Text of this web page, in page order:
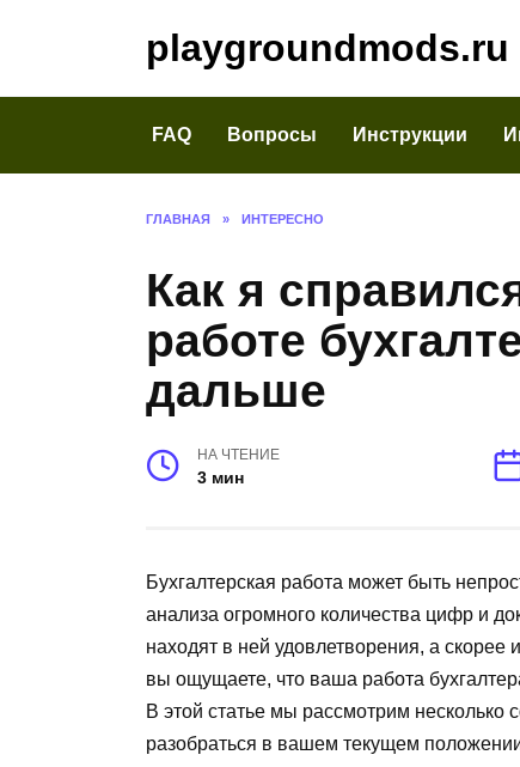
playgroundmods.ru
FAQ Вопросы Инструкции
ГЛАВНАЯ » ИНТЕРЕСНО
Как я
работе
дальше
НА ЧТЕНИЕ
3 мин
Бухгалтерская работа может быть
анализа огромного количества цифр и
находят в ней удовлетворения, а
вы ощущаете, что ваша работа
В этой статье мы рассмотрим несколько
разобраться в вашем текущем